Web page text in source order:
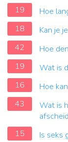
19
Hoe
18
Kan je
42
Hoe
19
Wat is
16
Hoe
43
Wat is
15
Is seks